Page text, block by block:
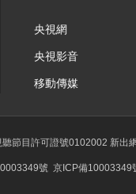
央視網
央視影音
移動傳媒
聽節目許可證號0102002 新出
號 京ICP備10003349